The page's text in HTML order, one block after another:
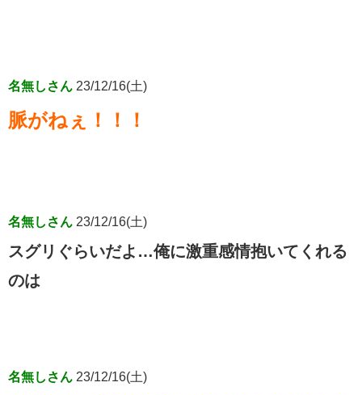
名無しさん 23/12/16(土)
脈がねぇ！！！
名無しさん 23/12/16(土)
スグリぐらいだよ…俺に激重感情抱いてくれる
のは
名無しさん 23/12/16(土)